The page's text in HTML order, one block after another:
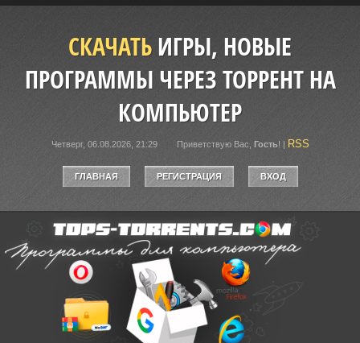
СКАЧАТЬИГРЫ, НОВЫЕ
ПРОГРАММЫ ЧЕРЕЗ ТОРРЕНТ НА
КОМПЬЮТЕР
Четверг, 06.08.2026, 21:29 Приветствую Вас Гость! | RSS
ГЛАВНАЯ РЕГИСТРАЦИЯ ВХОД